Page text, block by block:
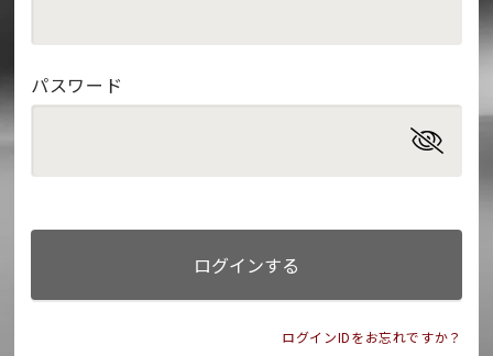
パスワード
ログインする
ログインIDをお忘れですか？